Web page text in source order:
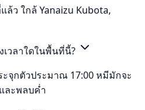
ว ใกล้ Yanaizu Kubota,
วลาใดในพื้นที่นี้?
จุกตัวประมาณ 17:00 หมีมักจะ
ละพลบค่ำ